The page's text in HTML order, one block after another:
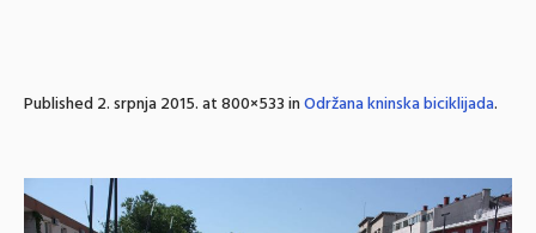
Published2. srpnja 2015.at 800×533 inOdržana kninska biciklijada.